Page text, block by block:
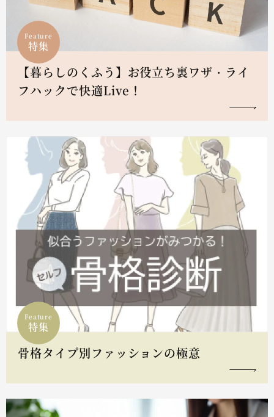
Feature
特集
【暮らしのくふう】お役立ち裏ワザ・ライ
フハックで快適Live！
Feature
特集
骨格タイプ別ファッションの極意